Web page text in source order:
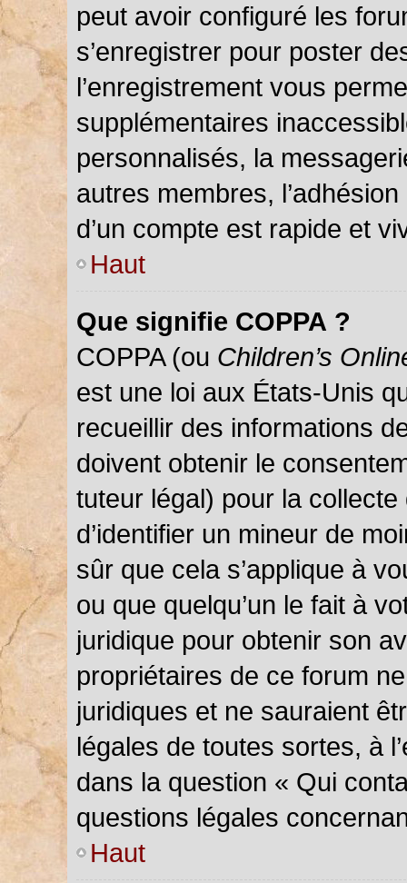
peut avoir configuré les
s’enregistrer pour poster
l’enregistrement vous
supplémentaires
personnalisés, la
autres membres,
d’un compte est rapide et
Haut
Que signifie COPPA ?
COPPA (ou Children’s
est une loi aux États-Unis
recueillir des informations
doivent obtenir le
tuteur légal) pour la
d’identifier un mineur de
sûr que cela s’applique à
ou que quelqu’un le fait à
juridique pour obtenir son
propriétaires de ce forum
juridiques et ne sauraient
légales de toutes sortes, à
dans la question « Qui
questions légales
Haut